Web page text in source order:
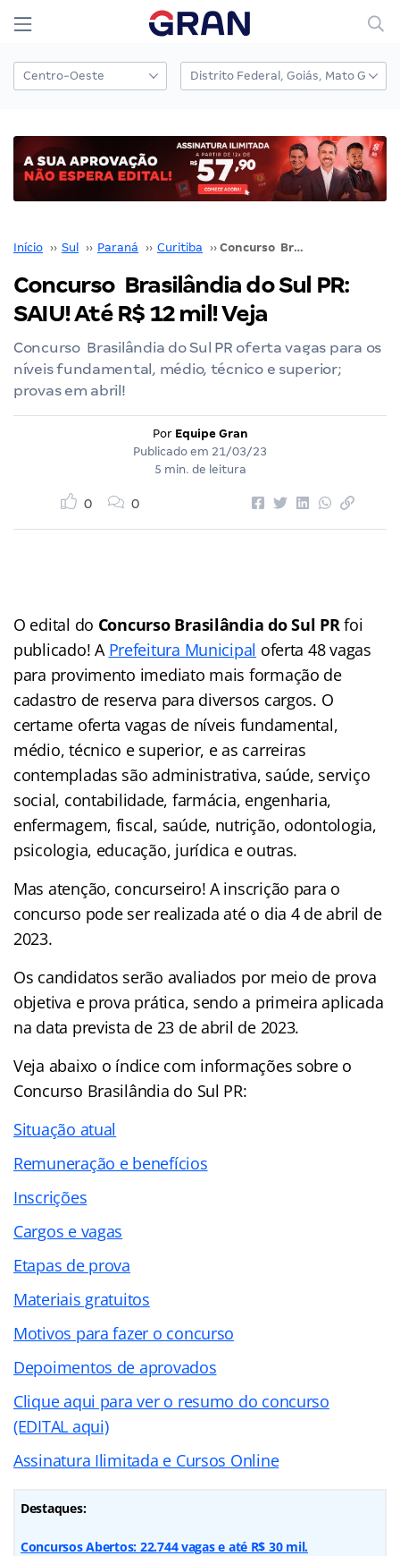
Início ›› Sul ›› Paraná ›› Curitiba ›› Concurso Brasilândia do Sul PR: SAIU! Até R$ 12 mil! Veja
Concurso Brasilândia do Sul PR:
SAIU! Até R$ 12 mil! Veja
Concurso Brasilândia do Sul PR oferta vagas para os
níveis fundamental, médio, técnico e superior;
provas em abril!
Por Equipe Gran
Publicado em 21/03/23
5 min. de leitura
0 0
O edital do Concurso Brasilândia do Sul PRfoi
publicado! A Prefeitura Municipal oferta 48 vagas
para provimento imediato mais formação de
cadastro de reserva para diversos cargos. O
certame oferta vagas de níveis fundamental,
médio, técnico e superior, e as carreiras
contempladas são administrativa, saúde, serviço
social, contabilidade, farmácia, engenharia,
enfermagem, fiscal, saúde, nutrição, odontologia,
psicologia, educação, jurídica e outras.
Mas atenção, concurseiro! A inscrição para o
concurso pode ser realizada até o dia 4 de abril de
2023.
Os candidatos serão avaliados por meio de prova
objetiva e prova prática, sendo a primeira aplicada
na data prevista de 23 de abril de 2023.
Veja abaixo o índicecom informações sobre o
Concurso Brasilândia do Sul PR:
Situação atual
Remuneração e benefícios
Inscrições
Cargos e vagas
Etapas de prova
Materiais gratuitos
Motivos para fazer o concurso
Depoimentos de aprovados
Clique aqui para ver o resumo do concurso
(EDITAL aqui)
Assinatura Ilimitada e Cursos Online
Destaques:
Concursos Abertos: 22.744 vagas e até R$ 30 mil.